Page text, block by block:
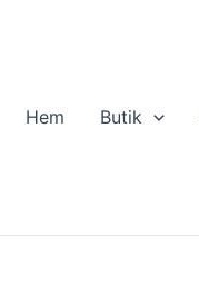
Hem Butik